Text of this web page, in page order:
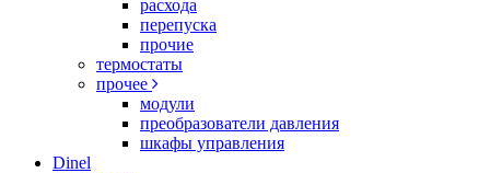
расхода
перепуска
прочие
термостаты
прочее
модули
преобразователи давления
шкафы управления
Dinel